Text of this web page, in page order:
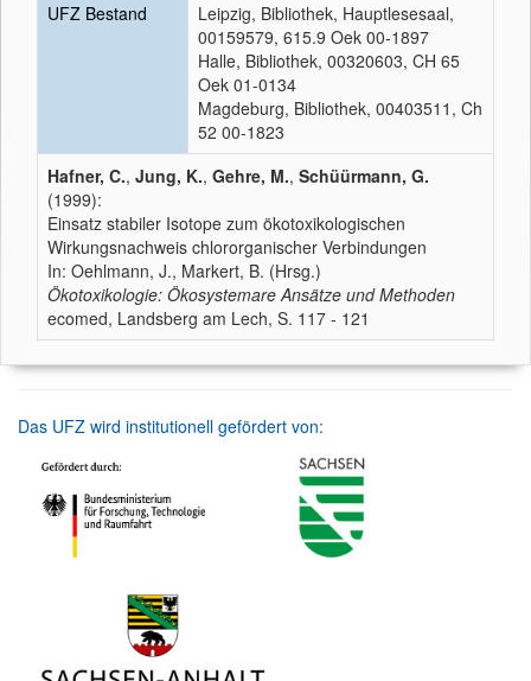
UFZ Bestand
Leipzig, Bibliothek, Hauptlesesaal,
00159579, 615.9 Oek 00-1897
Halle, Bibliothek, 00320603, CH 65
Oek 01-0134
Magdeburg, Bibliothek, 00403511, Ch
52 00-1823
Hafner, C., Jung, K., Gehre, M., Schüürmann, G.
(1999):
Einsatz stabiler Isotope zum ökotoxikologischen
Wirkungsnachweis chlororganischer Verbindungen
In: Oehlmann, J., Markert, B. (Hrsg.)
Ökotoxikologie: Ökosystemare Ansätze und Methoden
ecomed, Landsberg am Lech, S. 117 - 121
Das UFZ wird institutionell gefördert von: